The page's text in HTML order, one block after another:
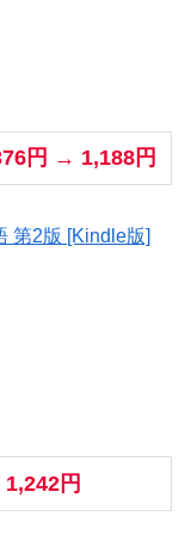
円 → 1,188円
第2版 [Kindle版]
円